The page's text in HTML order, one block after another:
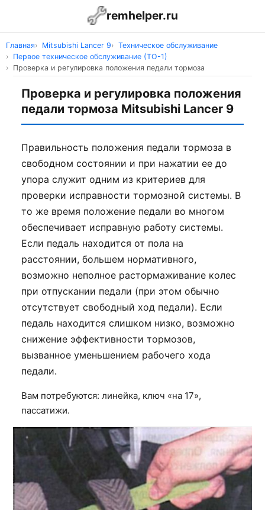
remhelper.ru
Главная Mitsubishi Lancer 9
Техническое обслуживание
Первое техническое обслуживание (ТО-1)
Проверка и регулировка положения педали тормоза
Проверка и регулировка положения
педали тормоза Mitsubishi Lancer 9
Правильность положения педали тормоза в
свободном состоянии и при нажатии ее до
упора служит одним из критериев для
проверки исправности тормозной системы. В
то же время положение педали во многом
обеспечивает исправную работу системы.
Если педаль находится от пола на
расстоянии, большем нормативного,
возможно неполное растормаживание колес
при отпускании педали (при этом обычно
отсутствует свободный ход педали). Если
педаль находится слишком низко, возможно
снижение эффективности тормозов,
вызванное уменьшением рабочего хода
педали.
Вам потребуются: линейка, ключ «на 17»,
пассатижи.